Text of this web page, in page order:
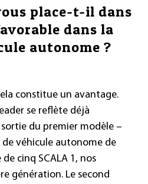
place-t-il dans
dans la
autonome ?
constitue un avantage.
se reflète déjà
du premier modèle –
véhicule autonome de
cinq SCALA 1, nos
génération. Le second